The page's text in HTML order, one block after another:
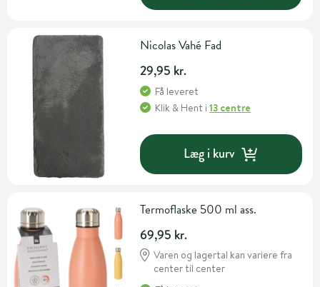
Nicolas Vahé Fad
29,95 kr.
Få leveret
Klik & Hent i13 centre
Læg i kurv
Termoflaske 500 ml ass.
69,95 kr.
Varen og lagertal kan variere fra
center til center